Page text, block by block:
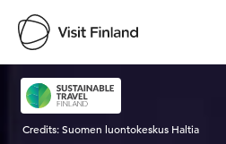
Visit Finland
Credits:Suomen luontokeskus Haltia